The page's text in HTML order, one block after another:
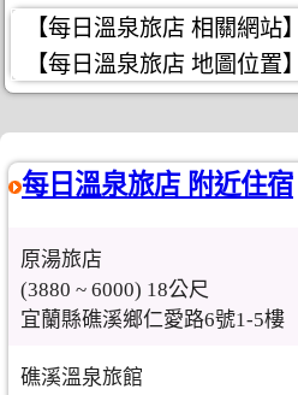
【每日溫泉旅店 相關網站】
【每日溫泉旅店 地圖位置】
每日溫泉旅店 附近住宿
原湯旅店
(3880 ~ 6000) 18公尺
宜蘭縣礁溪鄉仁愛路6號1-5樓
礁溪溫泉旅館